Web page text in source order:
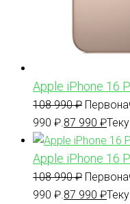
Apple iPhone 16
108 990₽
990 ₽. 87 990 ₽
Apple iPhone 16
108 990₽
990 ₽. 87 990 ₽